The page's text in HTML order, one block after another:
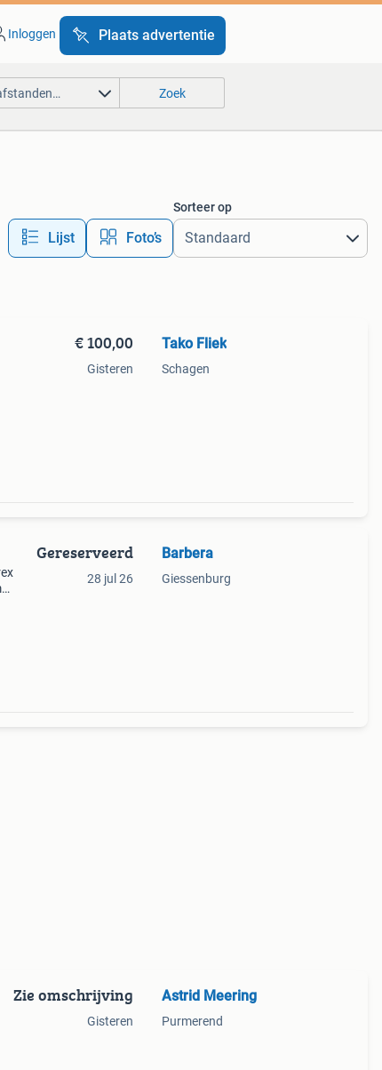
Inloggen Plaats advertentie
Zoek
Lijst Foto’s
Sorteer op
€ 100,00
Gisteren
Tako Fliek
Schagen
Gereserveerd
28 jul 26
Barbera
Giessenburg
Zie omschrijving
Gisteren
Astrid Meering
Purmerend